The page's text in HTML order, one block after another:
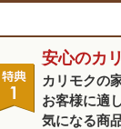
安心のカ
カリモクの
お客様に適
気になる商